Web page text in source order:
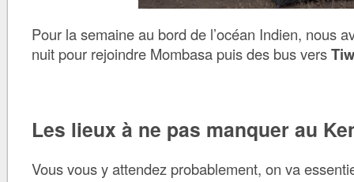
Pour la semaine au bord de l’océan Indien, nous
nuit pour rejoindre Mombasa puis des bus vers
Les lieux à ne pas manquer au
Vous vous y attendez probablement, on va